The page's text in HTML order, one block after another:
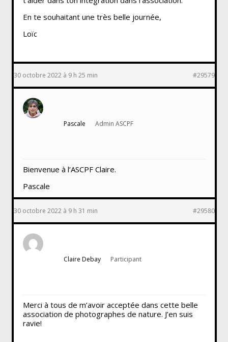
En te souhaitant une très belle journée,
Loïc
30 octobre 2022 à 9 h 25 min #29579
Pascale Admin ASCPF
Bienvenue à l’ASCPF Claire.
Pascale
30 octobre 2022 à 9 h 31 min #29580
Claire Debay Participant
Merci à tous de m’avoir acceptée dans cette belle
association de photographes de nature. J’en suis
ravie!